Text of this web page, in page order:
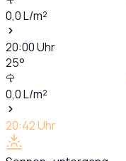
0,0L/m²
20:00Uhr
25°
0,0L/m²
20:42Uhr